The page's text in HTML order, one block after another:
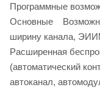
Программные
Основные
ширину канала,
Расширенная
(автоматический
автоканал,